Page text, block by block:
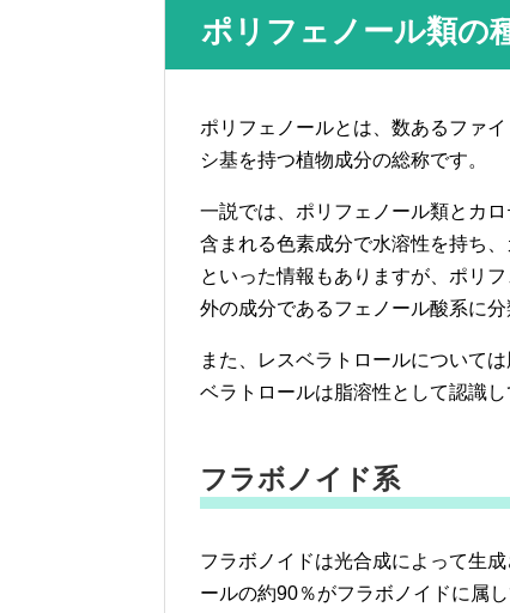
ポリフェノール類の
ポリフェノールとは、数あるファ
シ基を持つ植物成分の総称です。
一説では、ポリフェノール類とカ
含まれる色素成分で水溶性を持ち
といった情報もありますが、ポリ
外の成分であるフェノール酸系に分
また、レスベラトロールについて
ベラトロールは脂溶性として認識し
フラボノイド系
フラボノイドは光合成によって生
ールの約90％がフラボノイドに属し